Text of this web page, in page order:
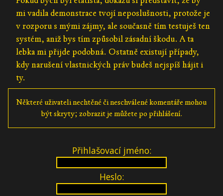
mi vadila demonstrace tvojí neposlušnosti, protože je
v rozporu s mými zájmy, ale současně tím testuješ ten
systém, aniž bys tím způsobil zásadní škodu. A ta
lebka mi přijde podobná. Ostatně existují případy,
kdy narušení vlastnických práv budeš nejspíš hájit i
ty.
Některé uživateli nechtěné či neschválené komentáře mohou
být skryty; zobrazit je můžete po přihlášení.
Přihlašovací jméno:
Heslo: